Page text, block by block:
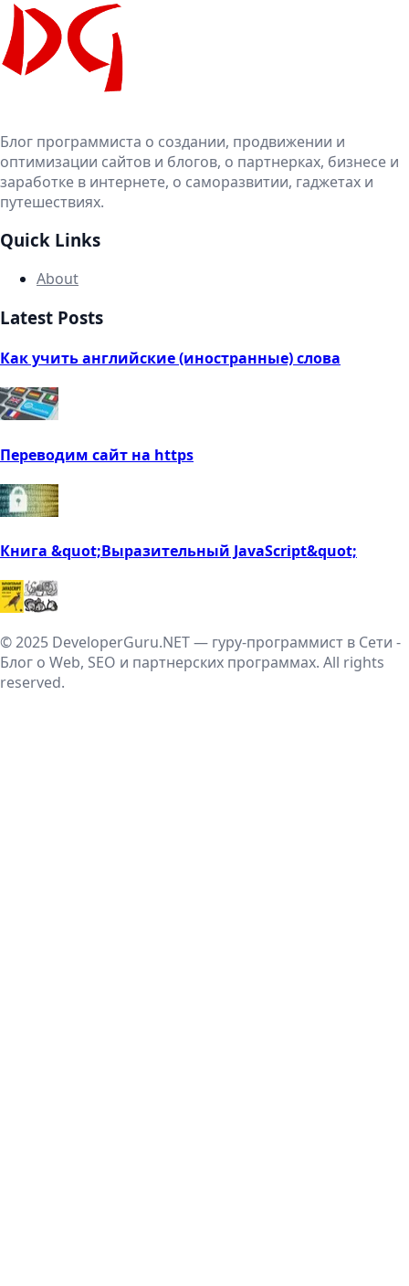
Блог программиста о создании, продвижении и
оптимизации сайтов и блогов, о партнерках, бизнесе и
заработке в интернете, о саморазвитии, гаджетах и
путешествиях.
Quick Links
About
Latest Posts
Как учить английские (иностранные) слова
Переводим сайт на https
Книга &quot;Выразительный JavaScript&quot;
© 2025 DeveloperGuru.NET — гуру-программист в Сети -
Блог о Web, SEO и партнерских программах. All rights
reserved.